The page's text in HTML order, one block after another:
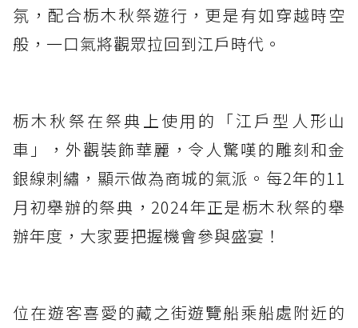
氛，配合栃木秋祭遊行，更是有如穿越時空
般，一口氣將觀眾拉回到江戶時代。
栃木秋祭在祭典上使用的「江戶型人形山
車」，外觀裝飾華麗，令人驚嘆的雕刻和金
銀線刺繡，顯示做為商城的氣派。每2年的11
月初舉辦的祭典，2024年正是栃木秋祭的舉
辦年度，大家要把握機會參與盛宴！
位在遊客喜愛的藏之街遊覽船乘船處附近的